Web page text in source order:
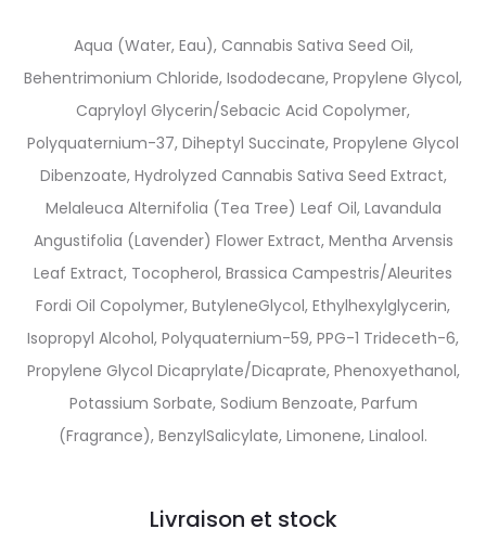
Aqua (Water, Eau), Cannabis Sativa Seed Oil,
Behentrimonium Chloride, Isododecane, Propylene Glycol,
Capryloyl Glycerin/Sebacic Acid Copolymer,
Polyquaternium-37, Diheptyl Succinate, Propylene Glycol
Dibenzoate, Hydrolyzed Cannabis Sativa Seed Extract,
Melaleuca Alternifolia (Tea Tree) Leaf Oil, Lavandula
Angustifolia (Lavender) Flower Extract, Mentha Arvensis
Leaf Extract, Tocopherol, Brassica Campestris/Aleurites
Fordi Oil Copolymer, ButyleneGlycol, Ethylhexylglycerin,
Isopropyl Alcohol, Polyquaternium-59, PPG-1 Trideceth-6,
Propylene Glycol Dicaprylate/Dicaprate, Phenoxyethanol,
Potassium Sorbate, Sodium Benzoate, Parfum
(Fragrance), BenzylSalicylate, Limonene, Linalool.
Livraison et stock